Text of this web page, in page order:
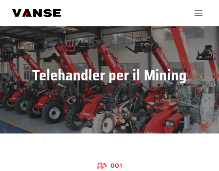
contenuto
Telehandler per il Mining
001